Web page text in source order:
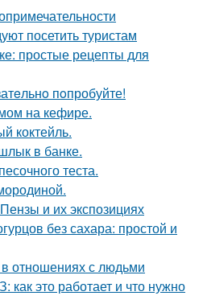
посетить туристам
простые рецепты для
пoпробуйте!
на кефире.
коктейль.
в банке.
теста.
и их экспозициях
без сахара: простой и
отношениях с людьми
как это работает и что нужно